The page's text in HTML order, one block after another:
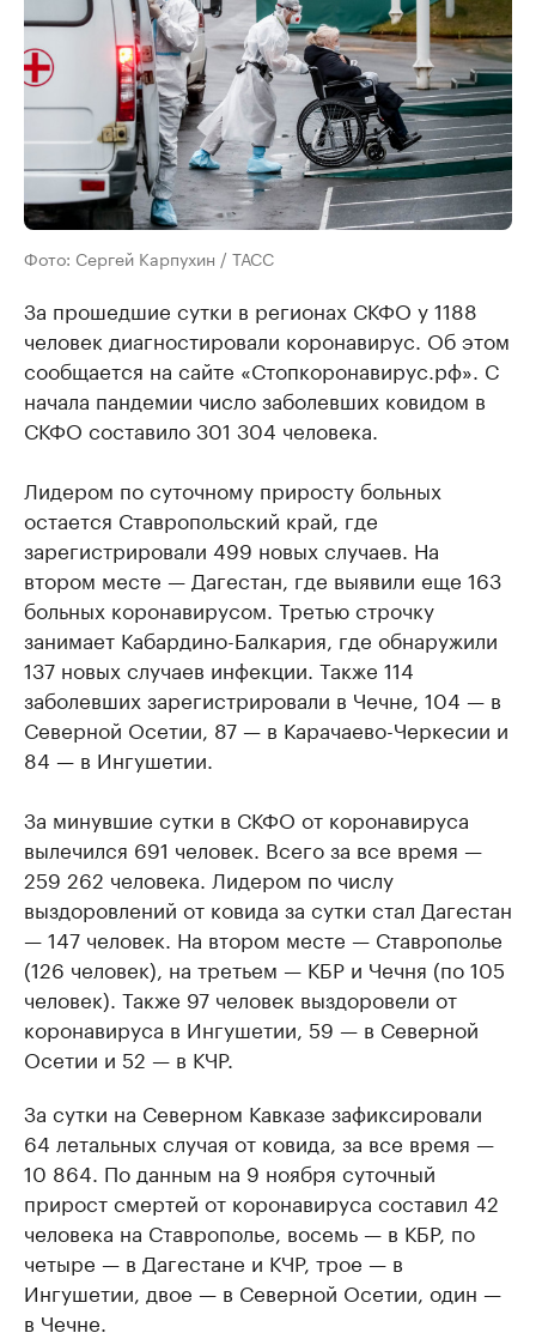
Фото: Сергей Карпухин / ТАСС
За прошедшие сутки в регионах СКФО у 1188
человек диагностировали коронавирус. Об этом
сообщается на сайте «Стопкоронавирус.рф». С
начала пандемии число заболевших ковидом в
СКФО составило 301 304 человека.
Лидером по суточному приросту больных
остается Ставропольский край, где
зарегистрировали 499 новых случаев. На
втором месте — Дагестан, где выявили еще 163
больных коронавирусом. Третью строчку
занимает Кабардино-Балкария, где обнаружили
137 новых случаев инфекции. Также 114
заболевших зарегистрировали в Чечне, 104 — в
Северной Осетии, 87 — в Карачаево-Черкесии и
84 — в Ингушетии.
За минувшие сутки в СКФО от коронавируса
вылечился 691 человек. Всего за все время —
259 262 человека. Лидером по числу
выздоровлений от ковида за сутки стал Дагестан
— 147 человек. На втором месте — Ставрополье
(126 человек), на третьем — КБР и Чечня (по 105
человек). Также 97 человек выздоровели от
коронавируса в Ингушетии, 59 — в Северной
Осетии и 52 — в КЧР.
За сутки на Северном Кавказе зафиксировали
64 летальных случая от ковида, за все время —
10 864. По данным на 9 ноября суточный
прирост смертей от коронавируса составил 42
человека на Ставрополье, восемь — в КБР, по
четыре — в Дагестане и КЧР, трое — в
Ингушетии, двое — в Северной Осетии, один —
в Чечне.